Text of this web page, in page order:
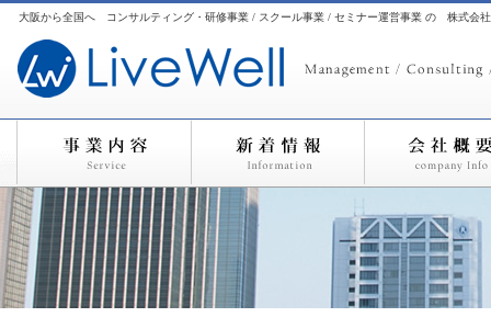
大阪から全国へ コンサルティング・研修事業 / スクール事業 / セミナー運営事業 の 株式会